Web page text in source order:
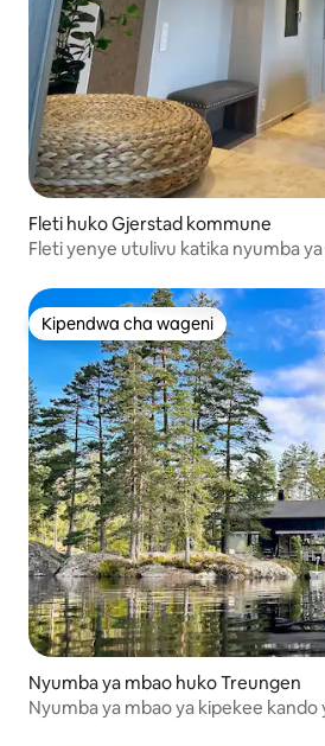
Fleti huko Gjerstad kommune
Fleti yenye utulivu katika nyumba
Kipendwa cha wageni
Kipendwa cha wageni
Nyumba ya mbao huko Treungen
Nyumba ya mbao ya kipekee kando